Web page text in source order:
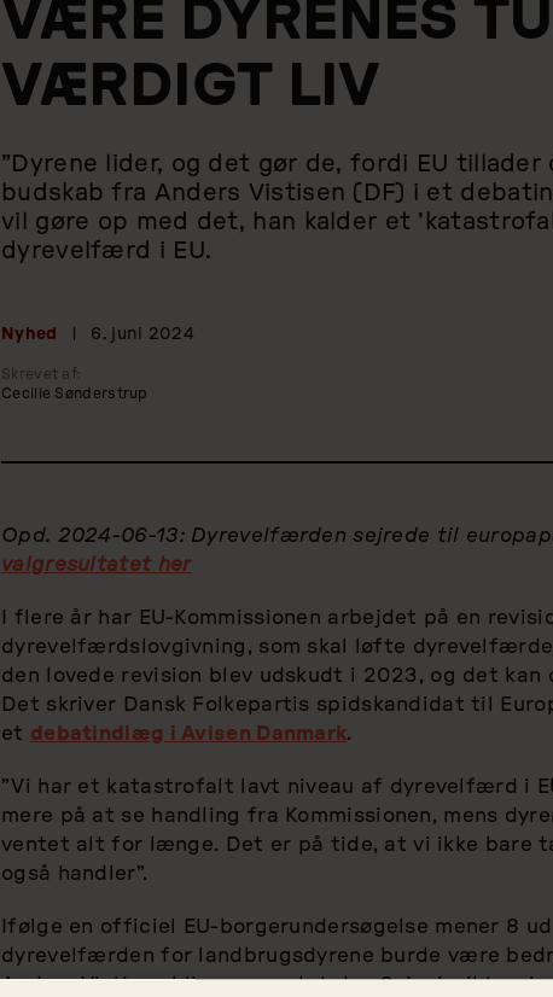
VÆRE DYRENES
VÆRDIGT LIV
”Dyrene lider, og det gør de, fordi EU tillader
budskab fra Anders Vistisen (DF) i et
vil gøre op med det, han kalder et
dyrevelfærd i EU.
Nyhed 6. juni 2024
Skrevet af:
Cecilie Sønderstrup
Opd. 2024-06-13: Dyrevelfærden sejrede til
valgresultatet her
I flere år har EU-Kommissionen arbejdet på en
dyrevelfærdslovgivning, som skal løfte
den lovede revision blev udskudt i 2023, og det kan
Det skriver Dansk Folkepartis spidskandidat til
et debatindlæg i Avisen Danmark.
”Vi har et katastrofalt lavt niveau af dyrevelfærd i
mere på at se handling fra Kommissionen, mens
ventet alt for længe. Det er på tide, at vi ikke bare
også handler”.
Ifølge en officiel EU-borgerundersøgelse mener 8
dyrevelfærden for landbrugsdyrene burde være
Anders Vistisen bliver genvalgt den 9. juni, vil han